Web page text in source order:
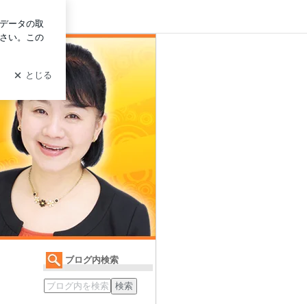
ブログ内検索